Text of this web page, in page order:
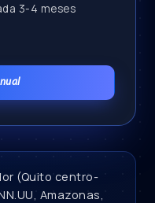
3-4 meses
(Quito centro-
Amazonas,